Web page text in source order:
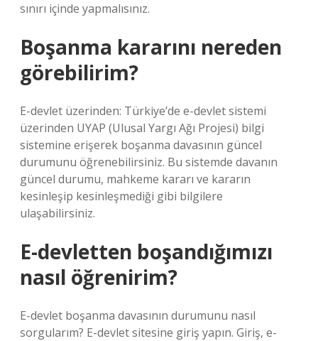
sınırı içinde yapmalısınız.
Boşanma kararını nereden
görebilirim?
E-devlet üzerinden: Türkiye’de e-devlet sistemi
üzerinden UYAP (Ulusal Yargı Ağı Projesi) bilgi
sistemine erişerek boşanma davasının güncel
durumunu öğrenebilirsiniz. Bu sistemde davanın
güncel durumu, mahkeme kararı ve kararın
kesinleşip kesinleşmediği gibi bilgilere
ulaşabilirsiniz.
E-devletten boşandığımızı
nasıl öğrenirim?
E-devlet boşanma davasının durumunu nasıl
sorgularım? E-devlet sitesine giriş yapın. Giriş, e-